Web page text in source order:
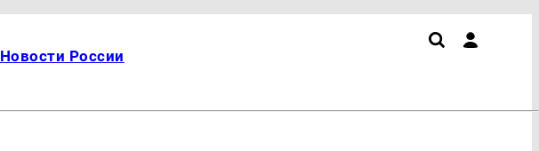
Новости России